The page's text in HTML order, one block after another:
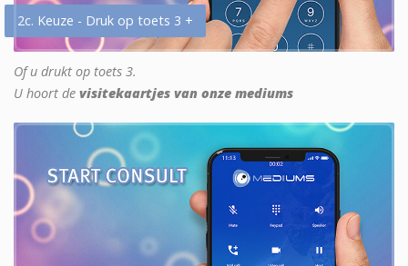
2c. Keuze - Druk op toets 3 +
Of u drukt op toets 3.
U hoort de visitekaartjes van onze mediums